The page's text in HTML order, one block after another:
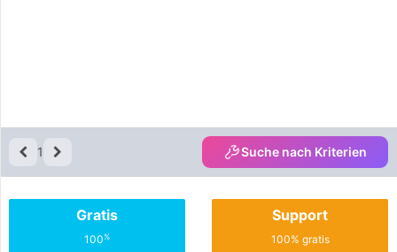
1 Suche nach Kriterien
Gratis
100%
Support
100% gratis